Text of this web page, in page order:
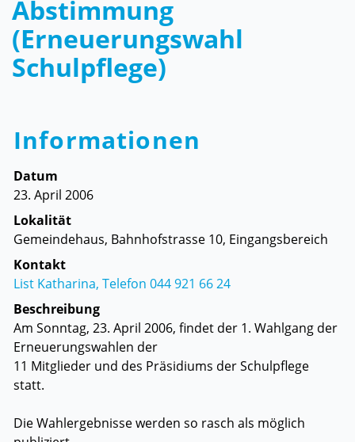
Abstimmung
(Erneuerungswahl
Schulpflege)
Informationen
Datum
23. April 2006
Lokalität
Gemeindehaus, Bahnhofstrasse 10, Eingangsbereich
Kontakt
List Katharina, Telefon 044 921 66 24
Beschreibung
Am Sonntag, 23. April 2006, findet der 1. Wahlgang der
Erneuerungswahlen der
11 Mitglieder und des Präsidiums der Schulpflege
statt.
Die Wahlergebnisse werden so rasch als möglich